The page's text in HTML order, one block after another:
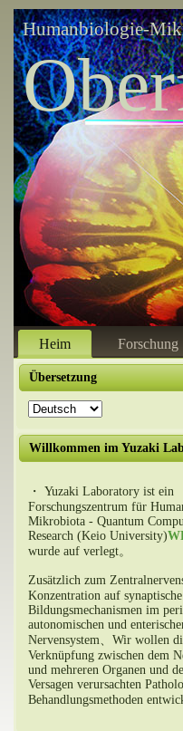
Humanbiologie-
Heim Forschung
Übersetzung
Willkommen im Yuzaki
・ Yuzaki Laboratory ist ein
Forschungszentrum für
Mikrobiota - Quantum
Research (Keio University)
wurde auf verlegt。
Zusätzlich zum
Konzentration auf synaptische
Bildungsmechanismen im
autonomischen und
Nervensystem、Wir wollen
Verknüpfung zwischen dem
und mehreren Organen und
Versagen verursachten
Behandlungsmethoden